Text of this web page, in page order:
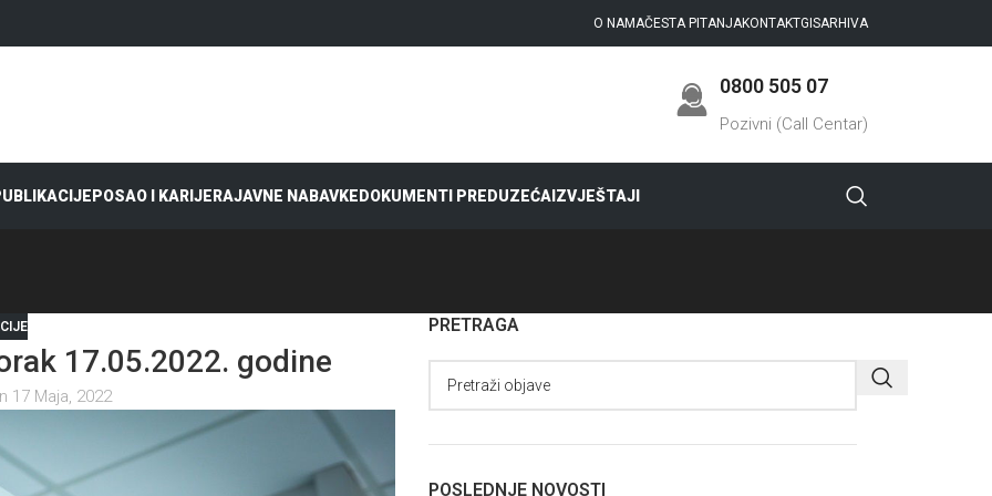
O NAMAČESTA PITANJAKONTAKTGISARHIVA
0800 505 07
Pozivni (Call Centar)
POSAO I KARIJERAJAVNE NABAVKEDOKUMENTI PREDUZEĆAIZVJEŠTAJI
17.05.2022. godine
17 Maja, 2022
PRETRAGA
POSLEDNJE NOVOSTI